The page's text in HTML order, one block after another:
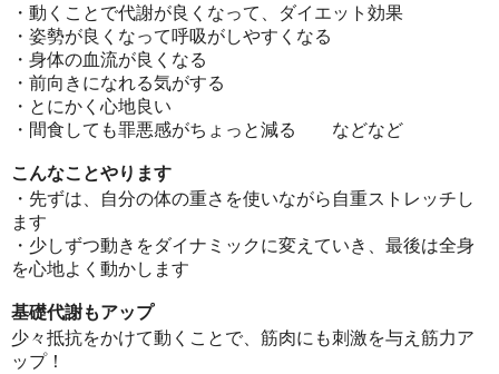
・動くことで代謝が良くなって、ダイエット効果
・姿勢が良くなって呼吸がしやすくなる
・身体の血流が良くなる
・前向きになれる気がする
・とにかく心地良い
・間食しても罪悪感がちょっと減る などなど
こんなことやります
・先ずは、自分の体の重さを使いながら自重ストレッチし
ます
・少しずつ動きをダイナミックに変えていき、最後は全身
を心地よく動かします
基礎代謝もアップ
少々抵抗をかけて動くことで、筋肉にも刺激を与え筋力ア
ップ！